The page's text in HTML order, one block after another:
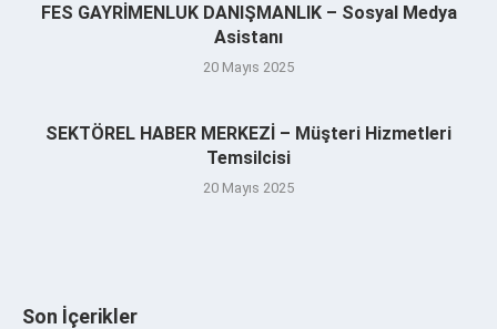
FES GAYRİMENLUK DANIŞMANLIK – Sosyal Medya
Asistanı
20 Mayıs 2025
SEKTÖREL HABER MERKEZİ – Müşteri Hizmetleri
Temsilcisi
20 Mayıs 2025
Son İçerikler